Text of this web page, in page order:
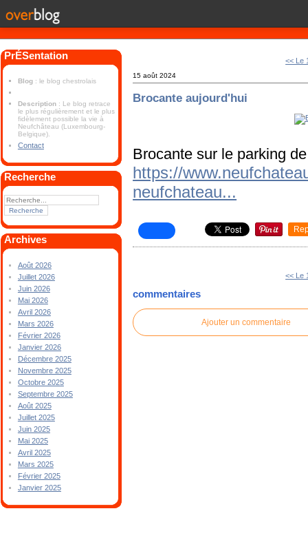
PrÉSentation
Blog : le blog chestrolais
Description : Le blog retrace
le plus régulièrement et le plus
fidèlement possible la vie à
Neufchâteau (Luxembourg-
Belgique).
Contact
Recherche
Archives
Août 2026
Juillet 2026
Juin 2026
Mai 2026
Avril 2026
Mars 2026
Février 2026
Janvier 2026
Décembre 2025
Novembre 2025
Octobre 2025
Septembre 2025
Août 2025
Juillet 2025
Juin 2025
Mai 2025
Avril 2025
Mars 2025
Février 2025
Janvier 2025
<< Le
15 août 2024
Brocante aujourd'hui
Brocante sur le parking
https://
neufchateau...
<< Le
commentaires
Ajouter un commentaire